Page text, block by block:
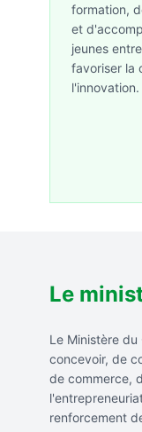
formation,
et
jeunes
favoriser la
l'innovation.
Le
Le Ministère du
concevoir, de
de commerce,
renforcement